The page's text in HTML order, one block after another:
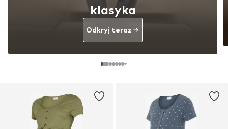
klasyka
Odkryj teraz